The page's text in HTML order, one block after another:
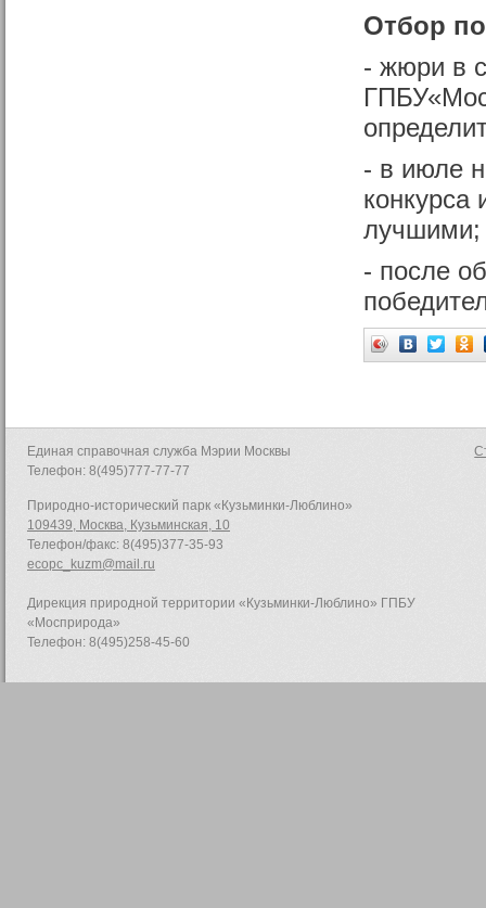
Отбор
- жюри в
- в июле
конкурса
лучшими;
- после
Единая справочная служба Мэрии Москвы
Телефон: 8(495)777-77-77
Природно-исторический парк «Кузьминки-Люблино»
109439, Москва, Кузьминская, 10
Телефон/факс: 8(495)377-35-93
ecopc_kuzm@mail.ru
Дирекция природной территории «Кузьминки-Люблино» ГПБУ
«Мосприрода»
Телефон: 8(495)258-45-60